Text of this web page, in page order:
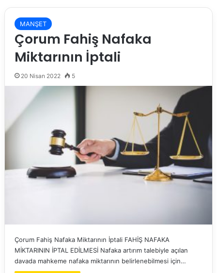
MANŞET
Çorum Fahiş Nafaka
Miktarının İptali
20 Nisan 2022 5
Çorum Fahiş Nafaka Miktarının İptali FAHİŞ NAFAKA
MİKTARININ İPTAL EDİLMESİ Nafaka artırım talebiyle açılan
davada mahkeme nafaka miktarının belirlenebilmesi için…